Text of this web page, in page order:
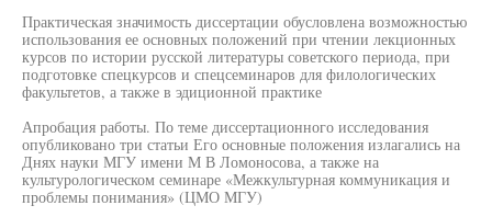
Практическая значимость диссертации обусловлена возможностью
использования ее основных положений при чтении лекционных
курсов по истории русской литературы советского периода, при
подготовке спецкурсов и спецсеминаров для филологических
факультетов, а также в эдиционной практике
Апробация работы. По теме диссертационного исследования
опубликовано три статьи Его основные положения излагались на
Днях науки МГУ имени М В Ломоносова, а также на
культурологическом семинаре «Межкультурная коммуникация и
проблемы понимания» (ЦМО МГУ)